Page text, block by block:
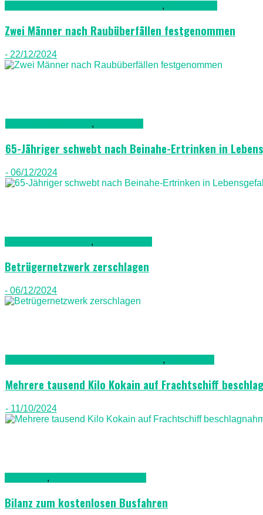
,
Zwei Männer nach Raubüberfällen festgenommen
- 22/12/2024
,
65-Jähriger schwebt nach Beinahe-Ertrinken in
- 06/12/2024
,
Betrügernetzwerk zerschlagen
- 06/12/2024
,
Mehrere tausend Kilo Kokain auf Frachtschiff
- 11/10/2024
,
Bilanz zum kostenlosen Busfahren